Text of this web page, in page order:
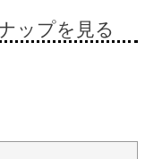
ップを見る